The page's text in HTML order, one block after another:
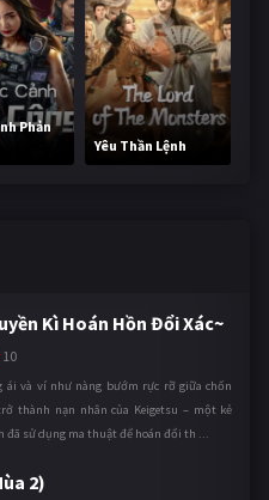
Phản
Yêu Thần Lệnh
Kì Hoán Hồn Đổi Xác~
10
ái và ví như nàng bướm rực rỡ giữa chốn
thành nạn nhân của Keigetsu – một kẻ
sử dụng ma thuật để hoán đổi th ...
2)